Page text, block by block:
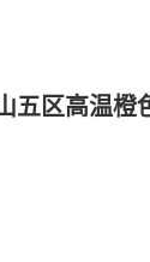
五区高温橙